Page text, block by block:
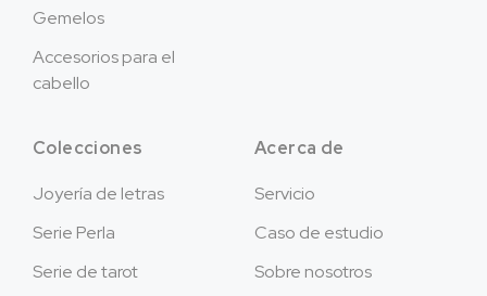
Gemelos
Accesorios para el
cabello
Colecciones
Joyería de letras
Serie Perla
Serie de tarot
Acerca de
Servicio
Caso de estudio
Sobre nosotros